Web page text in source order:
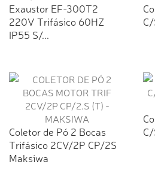
Exaustor EF-300T2
220V Trifásico 60HZ
IP55 S/...
C/
Coletor de Pó 2 Bocas
Trifásico 2CV/2P CP/2S
Maksiwa